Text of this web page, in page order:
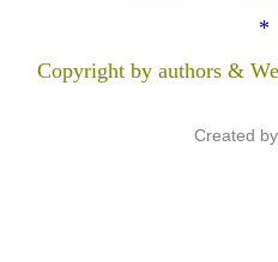
*
Copyright by authors &
Created